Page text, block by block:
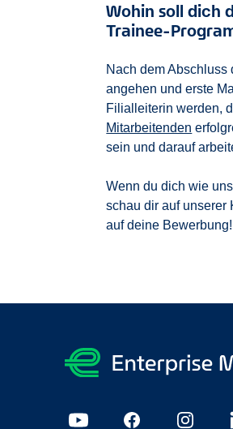
Wohin soll dich
Trainee-
Nach dem
angehen und erste
Filialleiterin werden,
Mitarbeitenden
sein und darauf
Wenn du dich wie
schau dir auf unserer
auf deine Bewerbung!